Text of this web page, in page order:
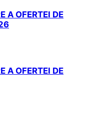
A OFERTEI DE
A OFERTEI DE